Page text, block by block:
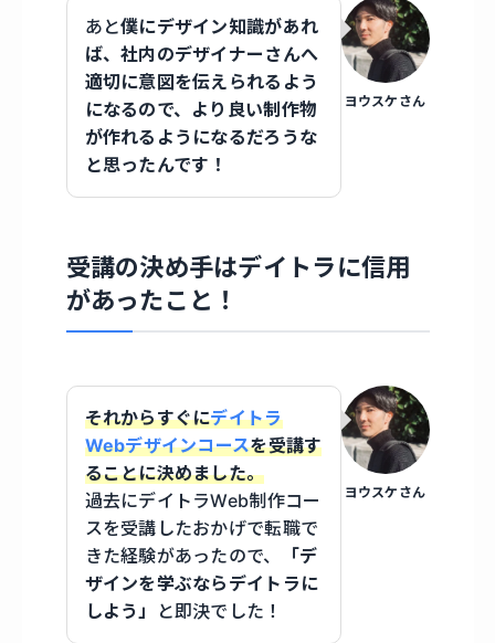
ヨウスケさん
あと僕にデザイン知識があれ
ば、社内のデザイナーさんへ
適切に意図を伝えられるよう
になるので、より良い制作物
が作れるようになるだろうな
と思ったんです！
受講の決め手はデイトラに信用
があったこと！
ヨウスケさん
それからすぐにデイトラ
Webデザインコースを受講す
ることに決めました。
過去にデイトラWeb制作コー
スを受講したおかげで転職で
きた経験があったので、
「デ
ザインを学ぶならデイトラに
しよう」
と即決でした！